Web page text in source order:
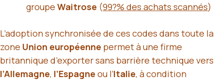
groupe Waitrose (99?% des achats scannés)
L’adoption synchronisée de ces codes dans toute la
zone Union européenne permet à une firme
britannique d’exporter sans barrière technique vers
l’Allemagne, l’Espagne ou l’Italie, à condition